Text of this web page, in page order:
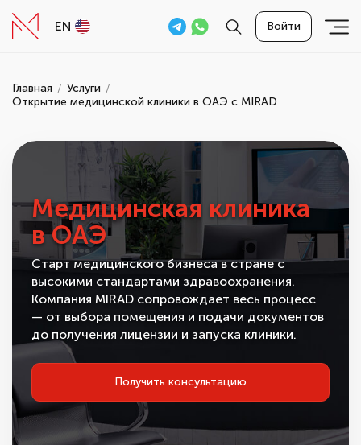
EN Войти
Главная
Услуги
Открытие медицинской клиники в ОАЭ с MIRAD
Медицинская клиника
в ОАЭ
Старт медицинского бизнеса в стране с
высокими стандартами здравоохранения.
Компания MIRAD сопровождает весь процесс
— от выбора помещения и подачи документов
до получения лицензии и запуска клиники.
Получить консультацию